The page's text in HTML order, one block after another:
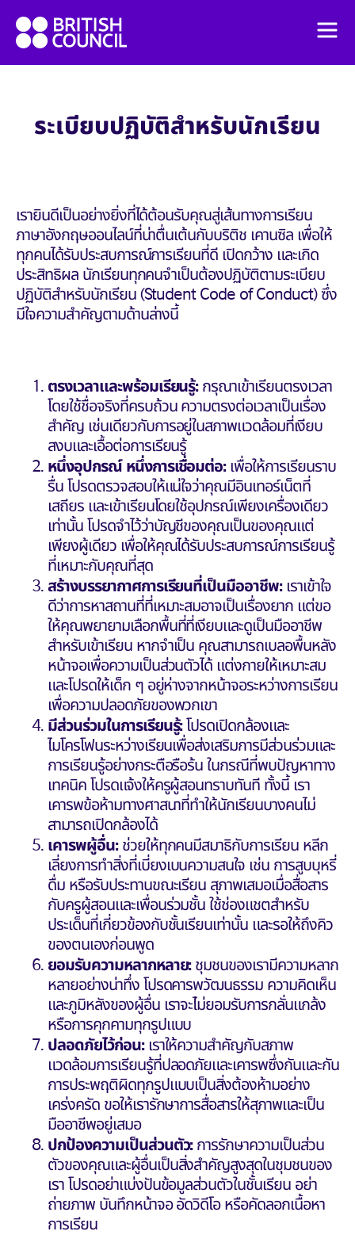
content
British
Council
English
Corporate Groups
ระเบียบปฏิบัติสำหรับนักเรียน
เรายินดีเป็นอย่างยิ่งที่ได้ต้อนรับคุณสู่เส้นทางการเรียน
ภาษาอังกฤษออนไลน์ที่น่าตื่นเต้นกับบริติช เคานซิล เพื่อให้
ทุกคนได้รับประสบการณ์การเรียนที่ดี เปิดกว้าง และเกิด
ประสิทธิผล นักเรียนทุกคนจำเป็นต้องปฏิบัติตามระเบียบ
ปฏิบัติสำหรับนักเรียน (Student Code of Conduct) ซึ่ง
มีใจความสำคัญตามด้านล่างนี้
ตรงเวลาและพร้อมเรียนรู้:กรุณาเข้าเรียนตรงเวลา
โดยใช้ชื่อจริงที่ครบถ้วน ความตรงต่อเวลาเป็นเรื่อง
สำคัญ เช่นเดียวกับการอยู่ในสภาพแวดล้อมที่เงียบ
สงบและเอื้อต่อการเรียนรู้
หนึ่งอุปกรณ์ หนึ่งการเชื่อมต่อ:เพื่อให้การเรียนราบ
รื่น โปรดตรวจสอบให้แน่ใจว่าคุณมีอินเทอร์เน็ตที่
เสถียร และเข้าเรียนโดยใช้อุปกรณ์เพียงเครื่องเดียว
เท่านั้น โปรดจำไว้ว่าบัญชีของคุณเป็นของคุณแต่
เพียงผู้เดียว เพื่อให้คุณได้รับประสบการณ์การเรียนรู้
ที่เหมาะกับคุณที่สุด
สร้างบรรยากาศการเรียนที่เป็นมืออาชีพ:เราเข้าใจ
ดีว่าการหาสถานที่ที่เหมาะสมอาจเป็นเรื่องยาก แต่ขอ
ให้คุณพยายามเลือกพื้นที่ที่เงียบและดูเป็นมืออาชีพ
สำหรับเข้าเรียน หากจำเป็น คุณสามารถเบลอพื้นหลัง
หน้าจอเพื่อความเป็นส่วนตัวได้ แต่งกายให้เหมาะสม
และโปรดให้เด็ก ๆ อยู่ห่างจากหน้าจอระหว่างการเรียน
เพื่อความปลอดภัยของพวกเขา
มีส่วนร่วมในการเรียนรู้:โปรดเปิดกล้องและ
ไมโครโฟนระหว่างเรียนเพื่อส่งเสริมการมีส่วนร่วมและ
การเรียนรู้อย่างกระตือรือร้น ในกรณีที่พบปัญหาทาง
เทคนิค โปรดแจ้งให้ครูผู้สอนทราบทันที ทั้งนี้ เรา
เคารพข้อห้ามทางศาสนาที่ทำให้นักเรียนบางคนไม่
สามารถเปิดกล้องได้
เคารพผู้อื่น:ช่วยให้ทุกคนมีสมาธิกับการเรียน หลีก
เลี่ยงการทำสิ่งที่เบี่ยงเบนความสนใจ เช่น การสูบบุหรี่
ดื่ม หรือรับประทานขณะเรียน สุภาพเสมอเมื่อสื่อสาร
กับครูผู้สอนและเพื่อนร่วมชั้น ใช้ช่องแชตสำหรับ
ประเด็นที่เกี่ยวข้องกับชั้นเรียนเท่านั้น และรอให้ถึงคิว
ของตนเองก่อนพูด
ยอมรับความหลากหลาย:ชุมชนของเรามีความหลาก
หลายอย่างน่าทึ่ง โปรดคารพวัฒนธรรม ความคิดเห็น
และภูมิหลังของผู้อื่น เราจะไ่ม่ยอมรับการกลั่นแกล้ง
หรือการคุกคามทุกรูปแบบ
ปลอดภัยไว้ก่อน:เราให้ความสำคัญกับสภาพ
แวดล้อมการเรียนรู้ที่ปลอดภัยและเคารพซึ่งกันและกัน
การประพฤติผิดทุกรูปแบบเป็นสิ่งต้องห้ามอย่าง
เคร่งครัด ขอให้เรารักษาการสื่อสารให้สุภาพและเป็น
มืออาชีพอยู่เสมอ
ปกป้องความเป็นส่วนตัว:การรักษาความเป็นส่วน
ตัวของคุณและผู้อื่นเป็นสิ่งสำคัญสูงสุดในชุมชนของ
เรา โปรดอย่าแบ่งปันข้อมูลส่วนตัวในชั้นเรียน อย่า
ถ่ายภาพ บันทึกหน้าจอ อัดวิดีโอ หรือคัดลอกเนื้อหา
การเรียน